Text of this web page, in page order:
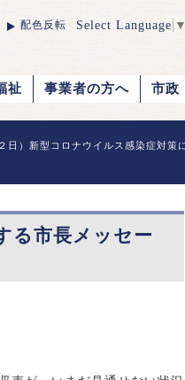
配色反転 Select Language ▼
祉 事業者の方へ 市政
日）新型コロナウイルス感染症対策
る市長メッセー